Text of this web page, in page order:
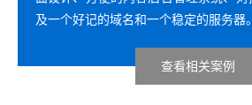
及一个好记的域名和一个稳定的服务器。
查看相关案例